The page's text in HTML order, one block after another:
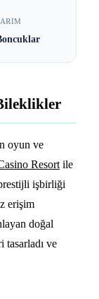
oyun ve
Resort ile
işbirliği
erişim
doğal
ve